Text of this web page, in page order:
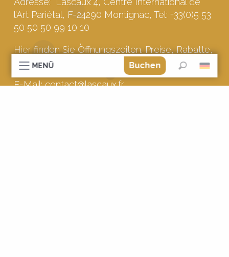
MENÜ
Buchen
Suche
l’Art Pariétal, F-24290 Montignac, Tel: +33(0)5 53
50 50 50 99 10 10
Hierfinden Sie Öffnungszeiten. Preise, Rabatte,
Gruppenpreise in deutscher Sprache
E-Mail: contact@lascaux.fr